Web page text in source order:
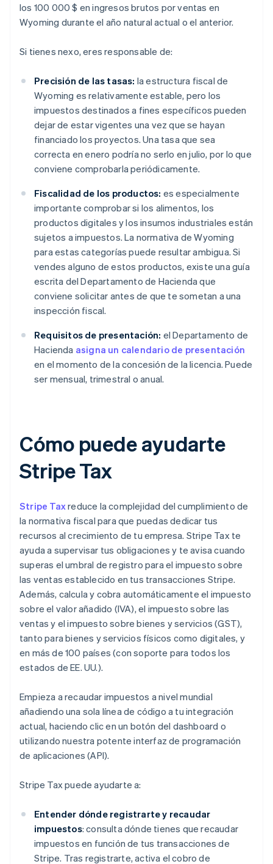
los 100 000 $ en ingresos brutos por ventas en
Wyoming durante el año natural actual o el anterior.
Si tienes nexo, eres responsable de:
Precisión de las tasas: la estructura fiscal de
Wyoming es relativamente estable, pero los
impuestos destinados a fines específicos pueden
dejar de estar vigentes una vez que se hayan
financiado los proyectos. Una tasa que sea
correcta en enero podría no serlo en julio, por lo que
conviene comprobarla periódicamente.
Fiscalidad de los productos: es especialmente
importante comprobar si los alimentos, los
productos digitales y los insumos industriales están
sujetos a impuestos. La normativa de Wyoming
para estas categorías puede resultar ambigua. Si
vendes alguno de estos productos, existe una guía
escrita del Departamento de Hacienda que
conviene solicitar antes de que te sometan a una
inspección fiscal.
Requisitos de presentación: el Departamento de
Hacienda asigna un calendario de presentación
en el momento de la concesión de la licencia. Puede
ser mensual, trimestral o anual.
Cómo puede ayudarte
Stripe Tax
Stripe Taxreduce la complejidad del cumplimiento de
la normativa fiscal para que puedas dedicar tus
recursos al crecimiento de tu empresa. Stripe Tax te
ayuda a supervisar tus obligaciones y te avisa cuando
superas el umbral de registro para el impuesto sobre
las ventas establecido en tus transacciones Stripe.
Además, calcula y cobra automáticamente el impuesto
sobre el valor añadido (IVA), el impuesto sobre las
ventas y el impuesto sobre bienes y servicios (GST),
tanto para bienes y servicios físicos como digitales, y
en más de 100 países (con soporte para todos los
estados de EE. UU.).
Empieza a recaudar impuestos a nivel mundial
añadiendo una sola línea de código a tu integración
actual, haciendo clic en un botón del dashboard o
utilizando nuestra potente interfaz de programación
de aplicaciones (API).
Stripe Tax puede ayudarte a:
Entender dónde registrarte y recaudar
impuestos: consulta dónde tienes que recaudar
impuestos en función de tus transacciones de
Stripe. Tras registrarte, activa el cobro de